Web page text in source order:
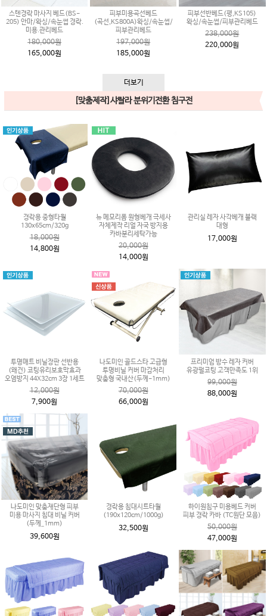
스텐경락 마사지 베드(BS-
205) 안마/왁싱/속눈썹 경락.
미용.관리베드
180,000원
165,000원
피부미용곡선베드
(곡선,KS800A)왁싱/속눈썹/
피부관리베드
197,000원
185,000원
피부선반베드(평,KS105)
왁싱/속눈썹/피부관리베드
238,000원
220,000원
더보기
[맞춤제작]샤랄라 분위기전환 침구전
경락용 중형타월
130x65cm/320g
18,000원
14,800원
뉴 메모리폼 원형베개 극세사
자체제작 리얼 자국 방지용
카바분리세탁가능
20,000원
14,000원
관리실 레자 사각베개 블랙
대형
17,000원
투명매트 비닐장판 선반용
(왜건) 코팅유리보호막효과
오염방지 44X32cm 3장 1세트
12,000원
7,900원
나도미인 골드스타 고급형
투명비닐 커버 마감처리
맞춤형 국내산(두께-1mm)
70,000원
66,000원
프리미엄 방수 레자 커버
유광펄코팅 고객만족도 1위
99,000원
88,000원
나도미인 맞춤재단형 피부
미용 마사지 침대 비닐 커버
(두께_1mm)
39,600원
경락용 침대시트타월
(190x120cm/1000g)
32,500원
하이원침구 미용베드 커버
피부 경락 카바 (TC원단 모음)
50,000원
47,000원